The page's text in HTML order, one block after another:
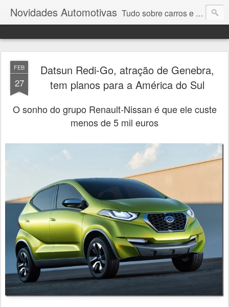
Novidades Automotivas Tudo sobre carros e motores
FEB
27
Datsun Redi-Go, atração de Genebra,
tem planos para a América do Sul
O sonho do grupo Renault-Nissan é que ele custe
menos de 5 mil euros